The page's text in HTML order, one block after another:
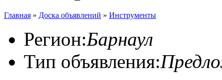
Главная » Доска объявлений » Инструменты
Регион:Барнаул
Тип объявления: